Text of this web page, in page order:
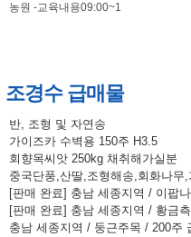
농원 -교육내용09:00~1
조경수 급매물
반, 조형 및 자연송
가이즈카 수벽용 150주 H3.5
회향목씨앗 250kg 채취해가실분
중국단풍,산딸,조형해송,회화나무
[판매 완료] 충남 세종지역 / 이팝
[판매 완료] 충남 세종지역 / 황금
충남 세종지역 / 둥근주목 / 200주